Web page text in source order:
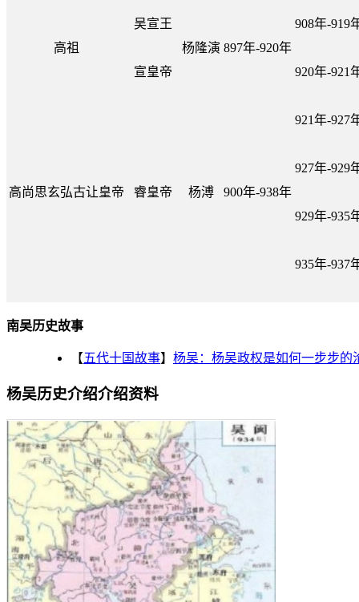
高祖
吴宣王
杨隆演 897年-920年
908年-919
宣皇帝 920年-921
高尚思玄弘古让皇帝 睿皇帝 杨溥 900年-938年
921年-927
927年-929
929年-935
935年-937
南吴历史故事
【五代十国故事】 杨吴：杨吴政权是如何一步步的
杨吴历史介绍介绍资料